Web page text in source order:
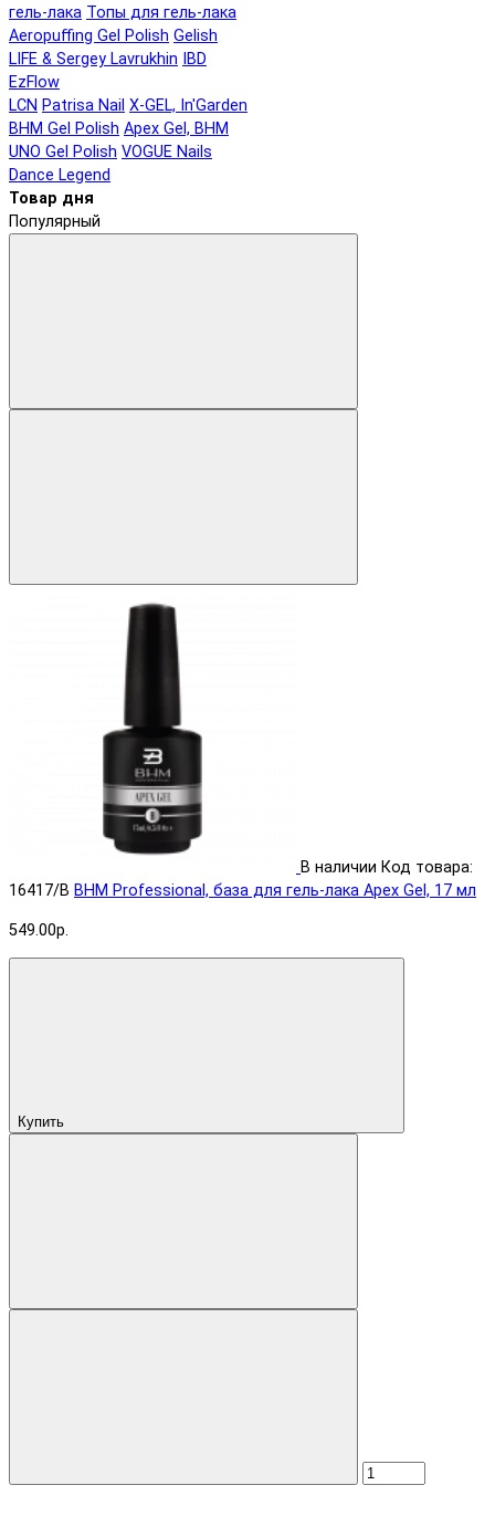
гель-лака Топы для гель-лака
Aeropuffing Gel Polish Gelish
LIFE & Sergey Lavrukhin
IBD
EzFlow
LCN Patrisa Nail X-GEL, In'Garden
BHM Gel Polish Apex Gel, BHM
UNO Gel Polish VOGUE Nails
Dance Legend
Товар дня
Популярный
В наличии Код товара:
16417/B BHM Professional, база для гель-лака Apex Gel, 17 мл
549.00р.
Купить